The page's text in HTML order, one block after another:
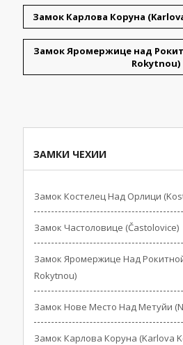
Замок Карлова Коруна
Замок Яромержице над
Rokytnou)
ЗАМКИ ЧЕХИИ
Замок Костелец Над Орлици
Замок Частоловице (Častolovice)
Замок Яромержице Над
Rokytnou)
Замок Нове Место Над Метуйи
Замок Карлова Коруна (Karlova